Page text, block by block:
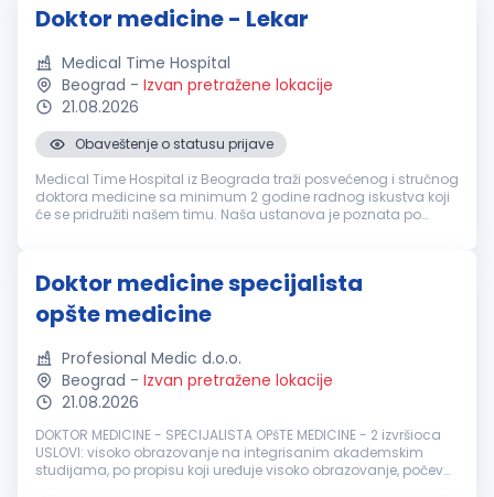
Doktor medicine - Lekar
Medical Time Hospital
Beograd - Izvan pretražene lokacije
21.08.2026
Obaveštenje o statusu prijave
Medical Time Hospital iz Beograda traži posvećenog i stručnog
doktora medicine sa minimum 2 godine radnog iskustva koji
će se pridružiti našem timu. Naša ustanova je poznata po
Doktor medicine specijalista
opšte medicine
Profesional Medic d.o.o.
Beograd - Izvan pretražene lokacije
21.08.2026
DOKTOR MEDICINE - SPECIJALISTA OPšTE MEDICINE - 2 izvršioca
USLOVI: visoko obrazovanje na integrisanim akademskim
studijama, po propisu koji uređuje visoko obrazovanje, počev